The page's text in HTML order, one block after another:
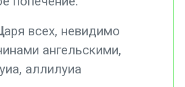
аря всех, невидимо
ангельскими,
аллилуиа